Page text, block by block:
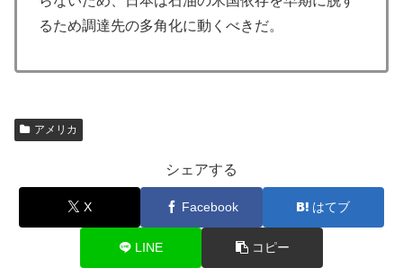
るため調達先の多角化に動くべきだ。
アメリカ
シェアする
X Facebook はてブ
LINE コピー